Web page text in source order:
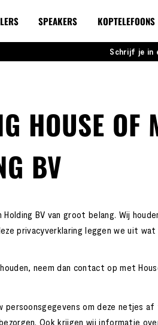
SPEAKERS KOPTELEFOONS
Schrijf je in
HOUSE OF
BV
BV van groot belang. Wij
privacyverklaring leggen we uit
neem dan contact op met
om deze netjes af
Ook krijgen wij informatie